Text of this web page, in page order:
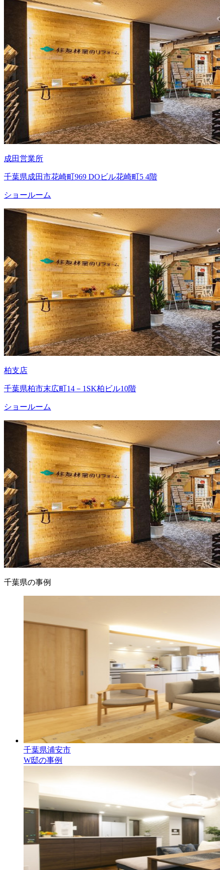
成田営業所
千葉県成田市花崎町969 DOビル花崎町5 4階
ショールーム
柏支店
千葉県柏市末広町14－1SK柏ビル10階
ショールーム
千葉県の事例
千葉県浦安市
W邸の事例